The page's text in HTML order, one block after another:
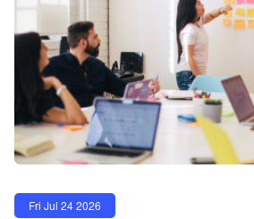
Fri Jul 24 2026